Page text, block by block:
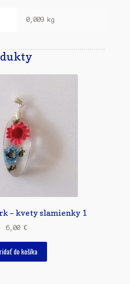
0,009 kg
– kvety slamienky 1
6,00 €
do košíka